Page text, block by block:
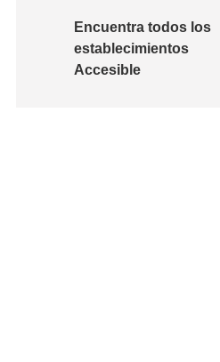
Encuentra todos los
establecimientos
Accesible